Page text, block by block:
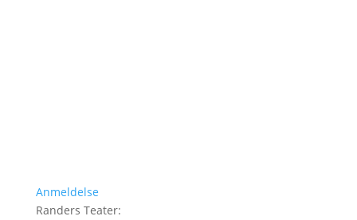
Anmeldelse
Randers Teater: